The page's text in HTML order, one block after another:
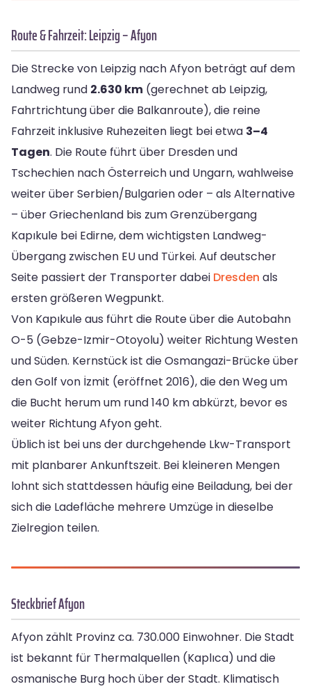
Route & Fahrzeit: Leipzig – Afyon
Die Strecke von Leipzig nach Afyon beträgt auf dem
Landweg rund 2.630 km (gerechnet ab Leipzig,
Fahrtrichtung über die Balkanroute), die reine
Fahrzeit inklusive Ruhezeiten liegt bei etwa 3–4
Tagen. Die Route führt über Dresden und
Tschechien nach Österreich und Ungarn, wahlweise
weiter über Serbien/Bulgarien oder – als Alternative
– über Griechenland bis zum Grenzübergang
Kapıkule bei Edirne, dem wichtigsten Landweg-
Übergang zwischen EU und Türkei. Auf deutscher
Seite passiert der Transporter dabei Dresden als
ersten größeren Wegpunkt.
Von Kapıkule aus führt die Route über die Autobahn
O-5 (Gebze-Izmir-Otoyolu) weiter Richtung Westen
und Süden. Kernstück ist die Osmangazi-Brücke über
den Golf von İzmit (eröffnet 2016), die den Weg um
die Bucht herum um rund 140 km abkürzt, bevor es
weiter Richtung Afyon geht.
Üblich ist bei uns der durchgehende Lkw-Transport
mit planbarer Ankunftszeit. Bei kleineren Mengen
lohnt sich stattdessen häufig eine Beiladung, bei der
sich die Ladefläche mehrere Umzüge in dieselbe
Zielregion teilen.
Steckbrief Afyon
Afyon zählt Provinz ca. 730.000 Einwohner. Die Stadt
ist bekannt für Thermalquellen (Kaplıca) und die
osmanische Burg hoch über der Stadt. Klimatisch